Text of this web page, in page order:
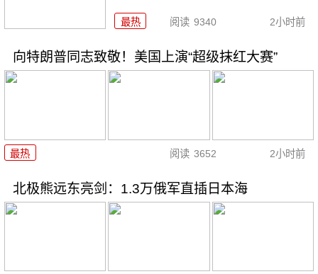
最热 阅读 9340 2小时前
向特朗普同志致敬！美国上演“超级抹红大赛”
最热 阅读 3652 2小时前
北极熊远东亮剑：1.3万俄军直插日本海